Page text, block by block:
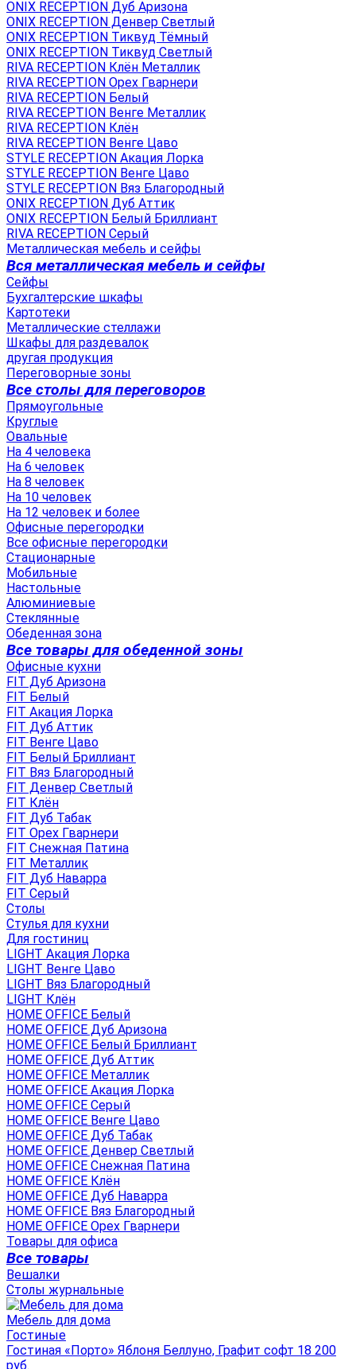
ONIX RECEPTION Дуб Аризона
ONIX RECEPTION Денвер Светлый
ONIX RECEPTION Тиквуд Тёмный
ONIX RECEPTION Тиквуд Светлый
RIVA RECEPTION Клён Металлик
RIVA RECEPTION Орех Гварнери
RIVA RECEPTION Белый
RIVA RECEPTION Венге Металлик
RIVA RECEPTION Клён
RIVA RECEPTION Венге Цаво
STYLE RECEPTION Акация Лорка
STYLE RECEPTION Венге Цаво
STYLE RECEPTION Вяз Благородный
ONIX RECEPTION Дуб Аттик
ONIX RECEPTION Белый Бриллиант
RIVA RECEPTION Серый
Металлическая мебель и сейфы
Вся металлическая мебель и сейфы
Сейфы
Бухгалтерские шкафы
Картотеки
Металлические стеллажи
Шкафы для раздевалок
другая продукция
Переговорные зоны
Все столы для переговоров
Прямоугольные
Круглые
Овальные
На 4 человека
На 6 человек
На 8 человек
На 10 человек
На 12 человек и более
Офисные перегородки
Все офисные перегородки
Стационарные
Мобильные
Настольные
Алюминиевые
Стеклянные
Обеденная зона
Все товары для обеденной зоны
Офисные кухни
FIT Дуб Аризона
FIT Белый
FIT Акация Лорка
FIT Дуб Аттик
FIT Венге Цаво
FIT Белый Бриллиант
FIT Вяз Благородный
FIT Денвер Светлый
FIT Клён
FIT Дуб Табак
FIT Орех Гварнери
FIT Снежная Патина
FIT Металлик
FIT Дуб Наварра
FIT Серый
Столы
Стулья для кухни
Для гостиниц
LIGHT Акация Лорка
LIGHT Венге Цаво
LIGHT Вяз Благородный
LIGHT Клён
HOME OFFICE Белый
HOME OFFICE Дуб Аризона
HOME OFFICE Белый Бриллиант
HOME OFFICE Дуб Аттик
HOME OFFICE Металлик
HOME OFFICE Акация Лорка
HOME OFFICE Серый
HOME OFFICE Венге Цаво
HOME OFFICE Дуб Табак
HOME OFFICE Денвер Светлый
HOME OFFICE Снежная Патина
HOME OFFICE Клён
HOME OFFICE Дуб Наварра
HOME OFFICE Вяз Благородный
HOME OFFICE Орех Гварнери
Товары для офиса
Все товары
Вешалки
Столы журнальные
Мебель для дома
Гостиные
Гостиная «Порто» Яблоня Беллуно, Графит софт 18 200
руб.